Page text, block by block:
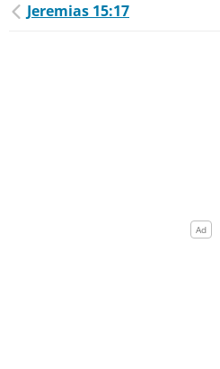
Jeremias 15:17